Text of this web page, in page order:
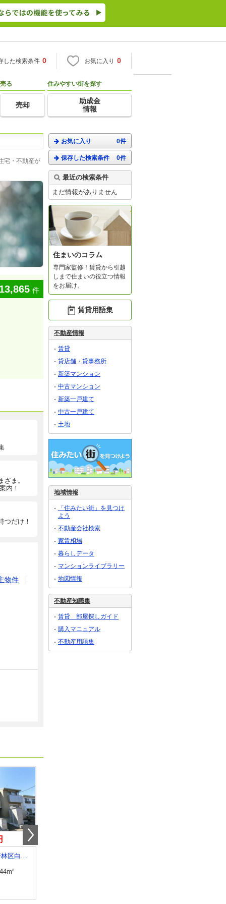
した検索条件 0 お気に入り 0
売る
売却
住みやすい街を探す
助成金
情報
宅・不動産が
13,865 件
ま。
内！
つだけ！
物件
宮城県仙台市若林区白萩町
お気に入り 0件
保存した検索条件 0件
最近の検索条件
まだ情報がありません
住まいのコラム
専門家監修！賃貸から引越
しまで住まいの役立つ情報
をお届け。
賃貸用語集
不動産情報
賃貸
貸店舗・貸事務所
新築マンション
中古マンション
新築一戸建て
中古一戸建て
土地
地域情報
「住みたい街」を見つけ
よう
不動産会社検索
家賃相場
暮らしデータ
マンションライブラリー
地図情報
不動産知識集
賃貸 部屋探しガイド
購入マニュアル
不動産用語集